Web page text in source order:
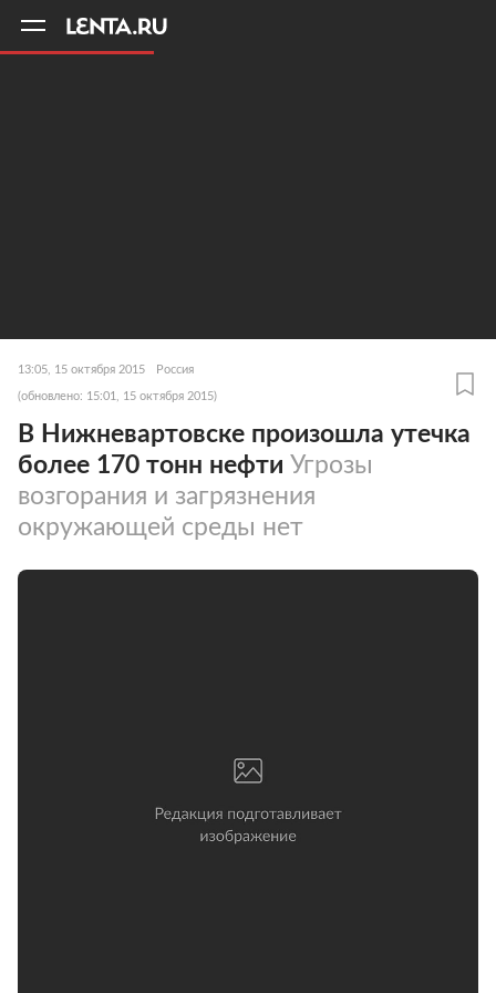
13:05, 15 октября 2015 Россия
(обновлено: 15:01, 15 октября 2015)
В Нижневартовске произошла утечка
более 170 тонн нефти Угрозы
возгорания и загрязнения
окружающей среды нет